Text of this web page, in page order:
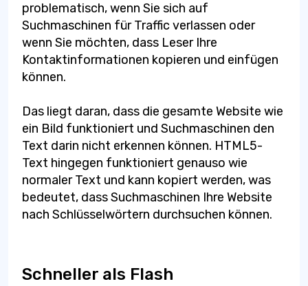
problematisch, wenn Sie sich auf
Suchmaschinen für Traffic verlassen oder
wenn Sie möchten, dass Leser Ihre
Kontaktinformationen kopieren und einfügen
können.
Das liegt daran, dass die gesamte Website wie
ein Bild funktioniert und Suchmaschinen den
Text darin nicht erkennen können. HTML5-
Text hingegen funktioniert genauso wie
normaler Text und kann kopiert werden, was
bedeutet, dass Suchmaschinen Ihre Website
nach Schlüsselwörtern durchsuchen können.
Schneller als Flash